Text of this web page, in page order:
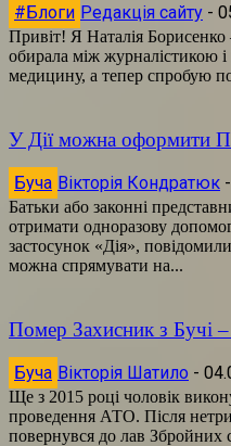
#Блоги Редакція сайту -
Привіт! Я Наталія Борисенко
обирала між журналістикою
медицину, а тепер спробую
У Дії можна оформити
Буча Вікторія Кондратюк -
Батьки або законні
отримати одноразову
застосунок «Дія»,
можна спрямувати на...
Помер Захисник з Бучі
Буча Вікторія Шатило -
Ще з 2015 році чоловік
проведення АТО. Після
повернувся до лав Збройних